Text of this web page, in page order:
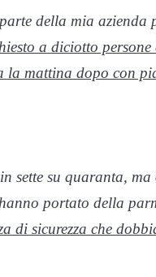
della mia azienda
a diciotto persone
la mattina dopo con
sette su quaranta,
portato della
di sicurezza che